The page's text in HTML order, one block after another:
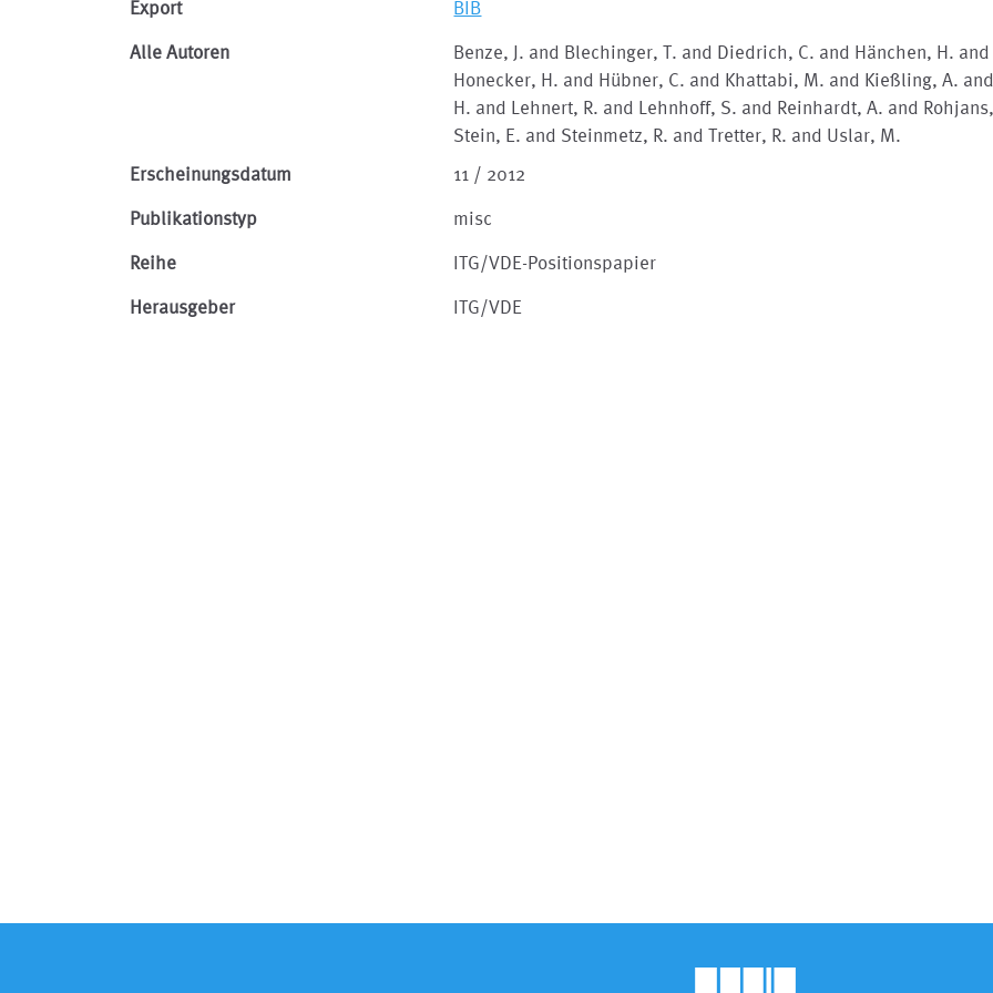
Export BIB
Alle Autoren
Benze, J. and Blechinger, T. and Diedrich, C. and Hänchen, H. and
Honecker, H. and Hübner, C. and Khattabi, M. and Kießling, A.
H. and Lehnert, R. and Lehnhoff, S. and Reinhardt, A. and
Stein, E. and Steinmetz, R. and Tretter, R. and Uslar, M.
Erscheinungsdatum
11 / 2012
Publikationstyp misc
Reihe ITG/VDE-Positionspapier
Herausgeber ITG/VDE